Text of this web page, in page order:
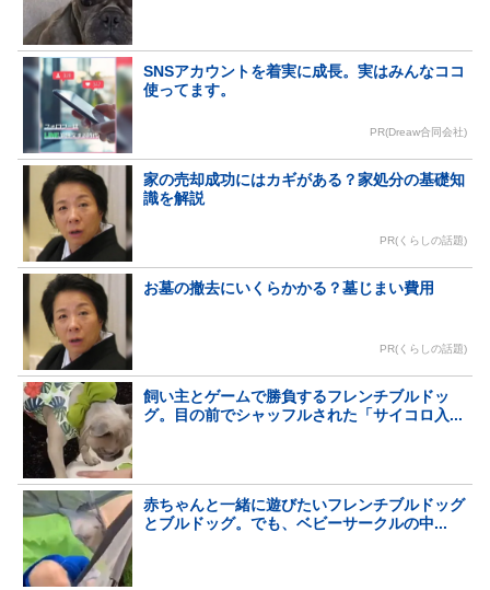
SNSアカウントを着実に成長。実はみんなココ
使ってます。
PR(Dreaw合同会社)
家の売却成功にはカギがある？家処分の基礎知
識を解説
PR(くらしの話題)
お墓の撤去にいくらかかる？墓じまい費用
PR(くらしの話題)
飼い主とゲームで勝負するフレンチブルドッ
グ。目の前でシャッフルされた「サイコロ入...
赤ちゃんと一緒に遊びたいフレンチブルドッグ
とブルドッグ。でも、ベビーサークルの中...